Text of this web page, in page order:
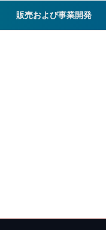
販売および事業開発